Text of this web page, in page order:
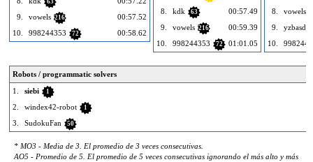
63
9.
vowels 216
00:57.52
10.
998244353 72 00:58.62
8.
kdk 63
00:57.49
9.
vowels 216
00:59.39
10.
998244353 72 01:01.05
8. vowels
9.
10.
Robots / programmatic solvers
1.
siebi 1
2. windex42-robot 1
3. SudokuFan 50
* MO3 - Media de 3. El promedio de 3 veces consecutivas.
AO5 - Promedio de 5. El promedio de 5 veces consecutivas ignorando el más alto y más